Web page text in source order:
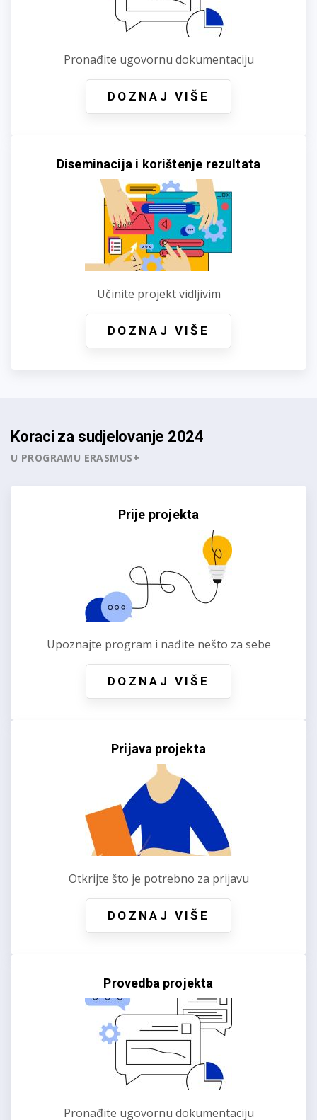
Pronađite ugovornu dokumentaciju
DOZNAJ VIŠE
Diseminacija i korištenje rezultata
Učinite projekt vidljivim
DOZNAJ VIŠE
Koraci za sudjelovanje 2024
U PROGRAMU ERASMUS+
Prije projekta
Upoznajte program i nađite nešto za sebe
DOZNAJ VIŠE
Prijava projekta
Otkrijte što je potrebno za prijavu
DOZNAJ VIŠE
Provedba projekta
Pronađite ugovornu dokumentaciju